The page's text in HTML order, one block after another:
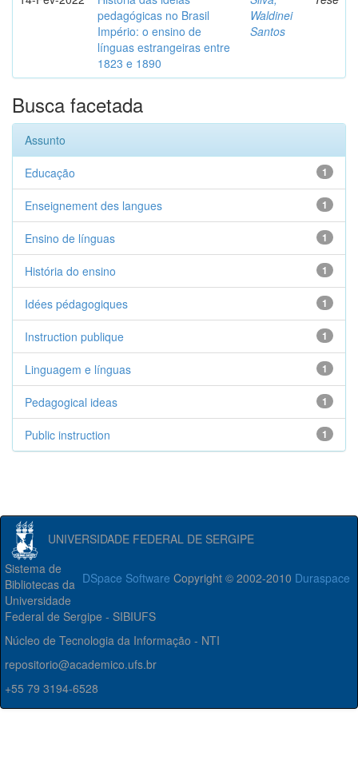
pedagógicas no Brasil
Império: o ensino de
línguas estrangeiras entre
1823 e 1890
Waldinei
Santos
Busca facetada
Assunto
1
Educação
1
Enseignement des langues
1
Ensino de línguas
1
História do ensino
1
Idées pédagogiques
1
Instruction publique
1
Linguagem e línguas
1
Pedagogical ideas
1
Public instruction
UNIVERSIDADE FEDERAL DE SERGIPE
DSpace Software Copyright © 2002-2010 Duraspace
Sistema de
Bibliotecas da
Universidade
Federal de Sergipe - SIBIUFS
Núcleo de Tecnologia da Informação - NTI
repositorio@academico.ufs.br
+55 79 3194-6528